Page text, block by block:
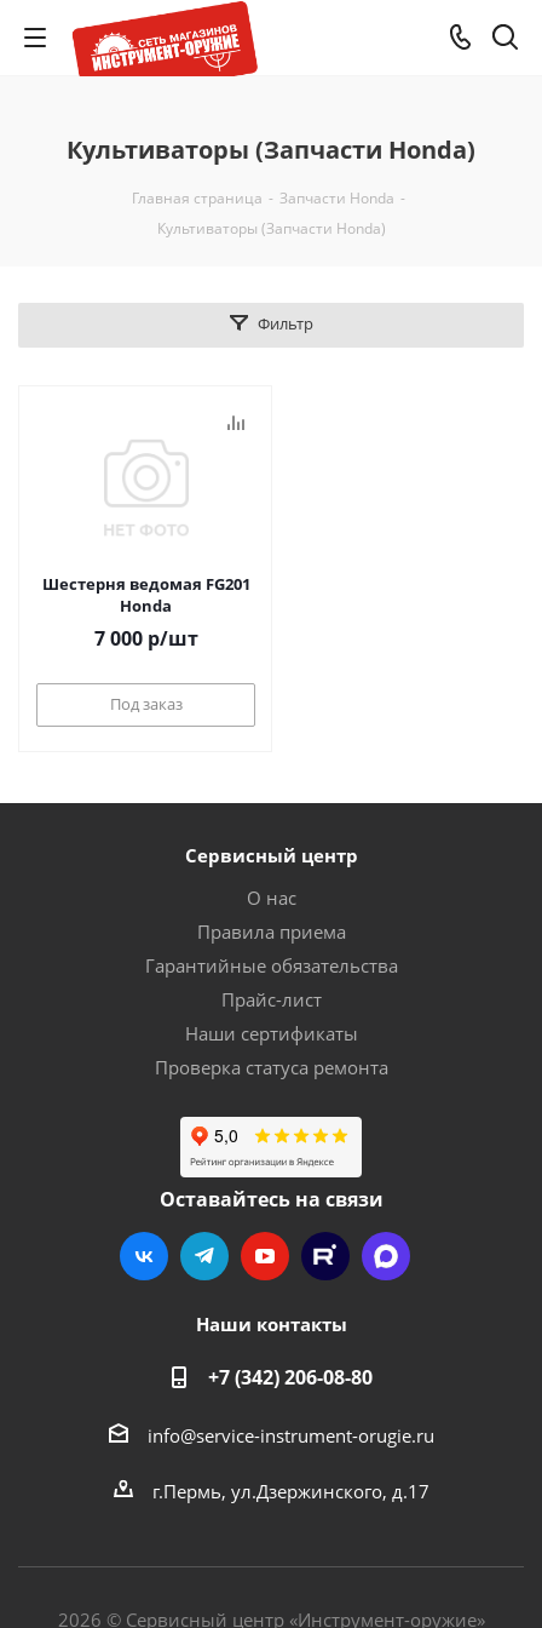
Культиваторы (Запчасти Honda)
Главная страница - Запчасти Honda -
Культиваторы (Запчасти Honda)
Фильтр
Шестерня ведомая FG201
Honda
7 000р/шт
Под заказ
Сервисный центр
О нас
Правила приема
Гарантийные обязательства
Прайс-лист
Наши сертификаты
Проверка статуса ремонта
Оставайтесь на связи
Наши контакты
+7 (342) 206-08-80
info@service-instrument-orugie.ru
г.Пермь, ул.Дзержинского, д.17
2026 © Сервисный центр «Инструмент-оружие»